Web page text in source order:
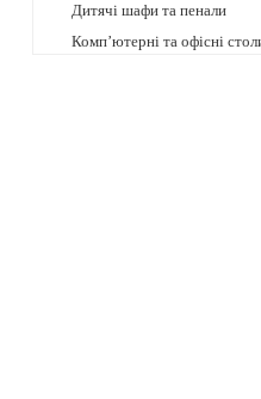
Дитячі шафи та пенали
Комп’ютерні та офісні